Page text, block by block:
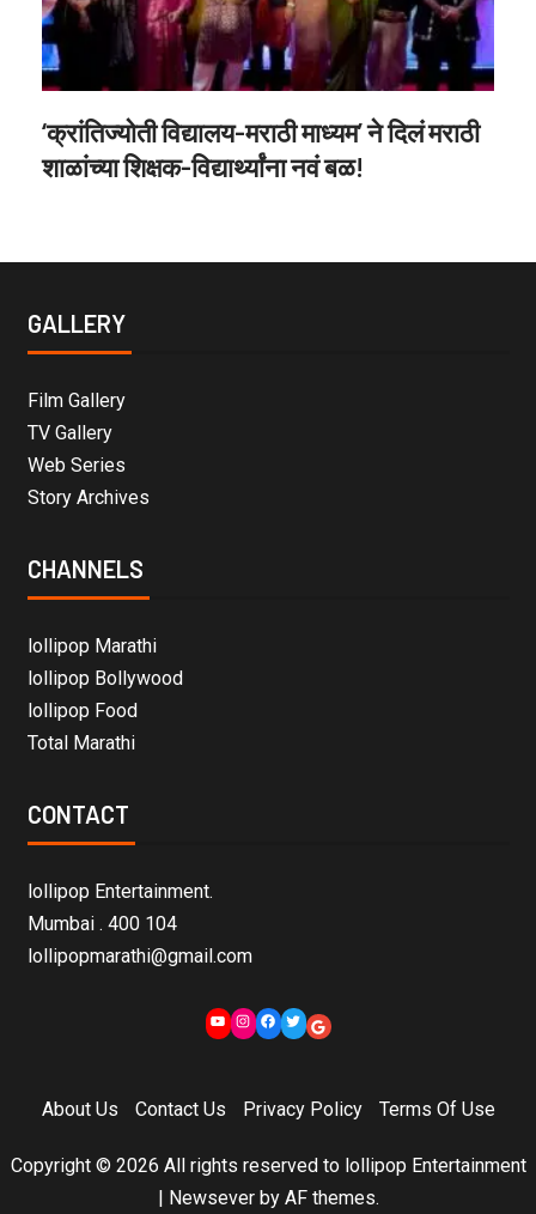
‘क्रांतिज्योती विद्यालय-मराठी माध्यम’ ने दिलं मराठी
शाळांच्या शिक्षक-विद्यार्थ्यांना नवं बळ!
GALLERY
Film Gallery
TV Gallery
Web Series
Story Archives
CHANNELS
lollipop Marathi
lollipop Bollywood
lollipop Food
Total Marathi
CONTACT
lollipop Entertainment.
Mumbai . 400 104
lollipopmarathi@gmail.com
About Us Contact Us Privacy Policy Terms Of Use
Copyright © 2026 All rights reserved to lollipop Entertainment
| Newseverby AF themes.